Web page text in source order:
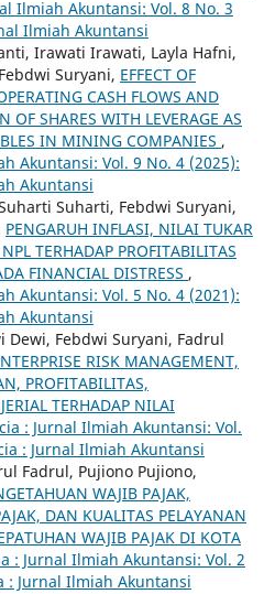
Ilmiah Akuntansi: Vol. 8 No. 3
Ilmiah Akuntansi
Irawati Irawati, Layla Hafni,
Suryani, EFFECT OF
CASH FLOWS AND
OF SHARES WITH LEVERAGE AS
IN MINING COMPANIES ,
Akuntansi: Vol. 9 No. 4 (2025):
Akuntansi
Suharti, Febdwi Suryani,
PENGARUH INFLASI, NILAI TUKAR
TERHADAP PROFITABILITAS
FINANCIAL DISTRESS ,
Akuntansi: Vol. 5 No. 4 (2021):
Akuntansi
Dewi, Febdwi Suryani, Fadrul
RISK MANAGEMENT,
PROFITABILITAS,
TERHADAP NILAI
: Jurnal Ilmiah Akuntansi: Vol.
: Jurnal Ilmiah Akuntansi
Fadrul, Pujiono Pujiono,
WAJIB PAJAK,
DAN KUALITAS PELAYANAN
WAJIB PAJAK DI KOTA
: Jurnal Ilmiah Akuntansi: Vol. 2
: Jurnal Ilmiah Akuntansi